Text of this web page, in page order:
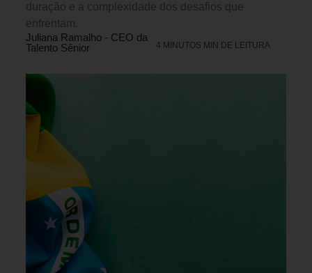
duração e a complexidade dos desafios que
enfrentam.
Juliana Ramalho - CEO da
Talento Sênior
4 MINUTOS MIN DE LEITURA